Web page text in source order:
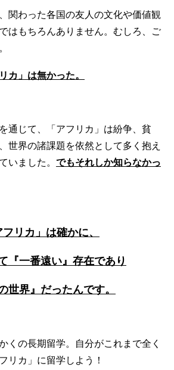
関わった各国の友人の文化や価値観
はもちろんありません。むしろ、ご
カ」は無かった。
通じて、「アフリカ」は紛争、貧
世界の諸課題を依然として多く抱え
いました。 でもそれしか知らなかっ
フリカ」は確かに、
『一番遠い』存在であり
世界』だったんです。
くの長期留学。自分がこれまで全く
リカ」に留学しよう！